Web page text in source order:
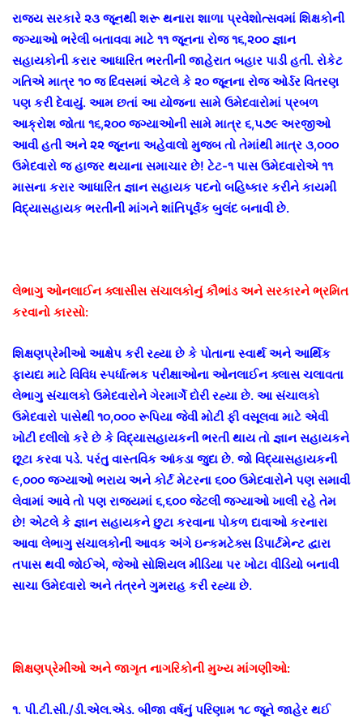
રાજ્ય સરકારે ૨૩ જૂનથી શરૂ થનારા શાળા પ્રવેશોત્સવમાં શિક્ષકોની
જગ્યાઓ ભરેલી બતાવવા માટે ૧૧ જૂનના રોજ ૧૬,૨૦૦ જ્ઞાન
સહાયકોની કરાર આધારિત ભરતીની જાહેરાત બહાર પાડી હતી. રોકેટ
ગતિએ માત્ર ૧૦ જ દિવસમાં એટલે કે ૨૦ જૂનના રોજ ઓર્ડર વિતરણ
પણ કરી દેવાયું. આમ છતાં આ યોજના સામે ઉમેદવારોમાં પ્રબળ
આક્રોશ જોતા ૧૬,૨૦૦ જગ્યાઓની સામે માત્ર ૬,૫૭૯ અરજીઓ
આવી હતી અને ૨૨ જૂનના અહેવાલો મુજબ તો તેમાંથી માત્ર ૩,૦૦૦
ઉમેદવારો જ હાજર થયાના સમાચાર છે! ટેટ-૧ પાસ ઉમેદવારોએ ૧૧
માસના કરાર આધારિત જ્ઞાન સહાયક પદનો બહિષ્કાર કરીને કાયમી
વિદ્યાસહાયક ભરતીની માંગને શાંતિપૂર્વક બુલંદ બનાવી છે.
લેભાગુ ઓનલાઈન ક્લાસીસ સંચાલકોનું કૌભાંડ અને સરકારને ભ્રમિત
કરવાનો કારસો:
શિક્ષણપ્રેમીઓ આક્ષેપ કરી રહ્યા છે કે પોતાના સ્વાર્થ અને આર્થિક
ફાયદા માટે વિવિધ સ્પર્ધાત્મક પરીક્ષાઓના ઓનલાઈન ક્લાસ ચલાવતા
લેભાગુ સંચાલકો ઉમેદવારોને ગેરમાર્ગે દોરી રહ્યા છે. આ સંચાલકો
ઉમેદવારો પાસેથી ૧૦,૦૦૦ રૂપિયા જેવી મોટી ફી વસૂલવા માટે એવી
ખોટી દલીલો કરે છે કે વિદ્યાસહાયકની ભરતી થાય તો જ્ઞાન સહાયકને
છૂટા કરવા પડે. પરંતુ વાસ્તવિક આંકડા જુદા છે. જો વિદ્યાસહાયકની
૯,૦૦૦ જગ્યાઓ ભરાય અને કોર્ટ મેટરના ૬૦૦ ઉમેદવારોને પણ સમાવી
લેવામાં આવે તો પણ રાજ્યમાં ૬,૬૦૦ જેટલી જગ્યાઓ ખાલી રહે તેમ
છે! એટલે કે જ્ઞાન સહાયકને છુટા કરવાના પોકળ દાવાઓ કરનારા
આવા લેભાગુ સંચાલકોની આવક અંગે ઇન્કમટેક્સ ડિપાર્ટમેન્ટ દ્વારા
તપાસ થવી જોઈએ, જેઓ સોશિયલ મીડિયા પર ખોટા વીડિયો બનાવી
સાચા ઉમેદવારો અને તંત્રને ગુમરાહ કરી રહ્યા છે.
શિક્ષણપ્રેમીઓ અને જાગૃત નાગરિકોની મુખ્ય માંગણીઓ:
૧. પી.ટી.સી./ડી.એલ.એડ. બીજા વર્ષનું પરિણામ ૧૮ જૂને જાહેર થઈ